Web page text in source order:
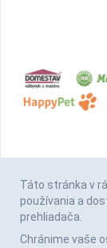
Táto stránka v
používania a
prehliadača.
Chránime vaše